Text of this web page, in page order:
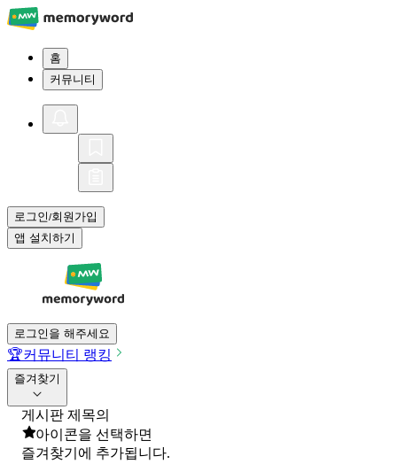
홈
커뮤니티
로그인/회원가입
앱 설치하기
로그인을 해주세요
🏆커뮤니티 랭킹
즐겨찾기
게시판 제목의
아이콘을 선택하면
즐겨찾기에 추가됩니다.